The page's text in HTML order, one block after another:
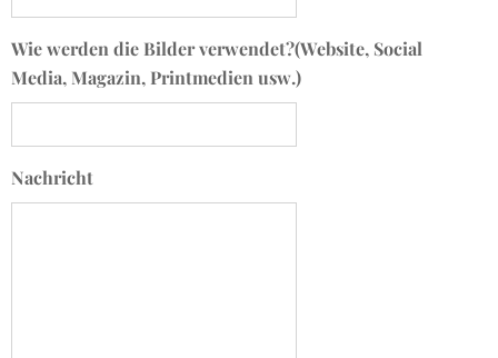
Wie werden die Bilder verwendet?(Website, Social
Media, Magazin, Printmedien usw.)
Nachricht